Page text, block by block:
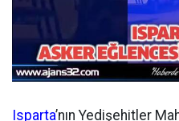
Isparta’nın Yedişehitler